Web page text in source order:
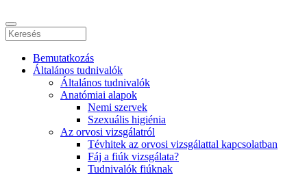
Bemutatkozás
Általános tudnivalók
Általános tudnivalók
Anatómiai alapok
Nemi szervek
Szexuális higiénia
Az orvosi vizsgálatról
Tévhitek az orvosi vizsgálattal kapcsolatban
Fáj a fiúk vizsgálata?
Tudnivalók fiúknak